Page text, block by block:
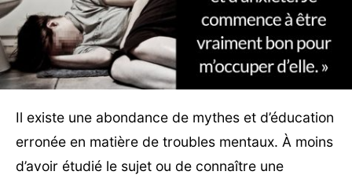
Il existe une abondance de mythes et d’éducation
erronée en matière de troubles mentaux. À moins
d’avoir étudié le sujet ou de connaître une